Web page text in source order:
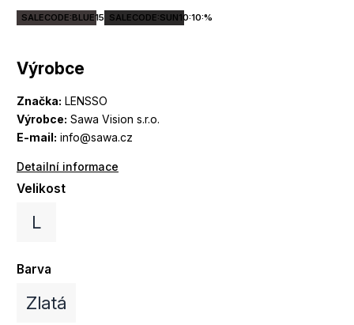
Výrobce
Značka: LENSSO
Výrobce: Sawa Vision s.r.o.
E-mail: info@sawa.cz
Detailní informace
SALECODE:BLUE15:15:%SALECODE:SUN10:10:%
Velikost
L
Barva
Zlatá